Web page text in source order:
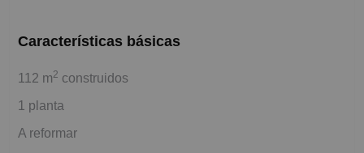
Características básicas
112 m2 construidos
1 planta
A reformar